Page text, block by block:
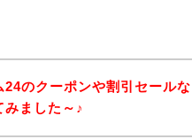
24のクーポンや割引セール
みました～♪